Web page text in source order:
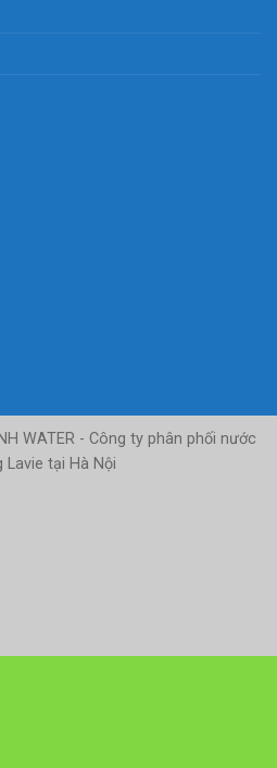
WATER - Công ty phân phối nước
Lavie tại Hà Nội